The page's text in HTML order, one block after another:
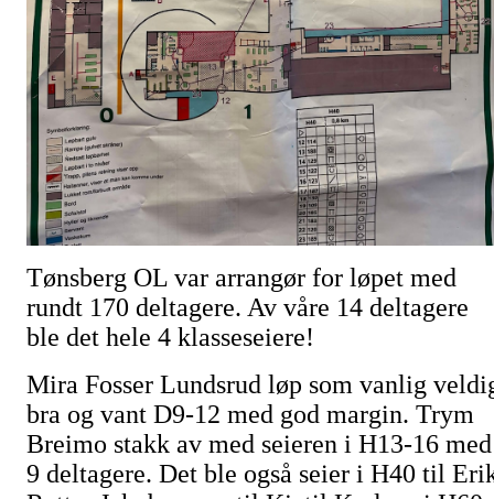
Tønsberg OL var arrangør for løpet med
rundt 170 deltagere. Av våre 14 deltagere
ble det hele 4 klasseseiere!
Mira Fosser Lundsrud løp som vanlig
bra og vant D9-12 med god margin. Trym
Breimo stakk av med seieren i H13-16 med
9 deltagere. Det ble også seier i H40 til